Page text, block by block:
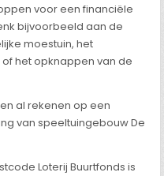
voor een financiële
bijvoorbeeld aan de
moestuin, het
het opknappen van de
al rekenen op een
van speeltuingebouw De
Loterij Buurtfonds is